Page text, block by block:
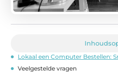
Lokaal een Computer Bestellen:
Veelgestelde vragen